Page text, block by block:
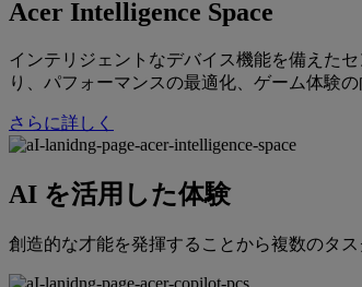
Acer Intelligence Space
インテリジェントなデバイス機能を備えた
り、パフォーマンスの最適化、ゲーム体験
さらに詳しく
AI を活用した体験
創造的な才能を発揮することから複数のタ